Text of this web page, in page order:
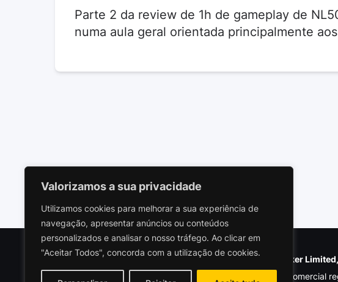
Valorizamos a sua privacidade
Utilizamos cookies para melhorar a sua experiência de
navegação, apresentar anúncios ou conteúdos
personalizados e analisar o nosso tráfego. Ao clicar em
"Aceitar Todos", concorda com a utilização de cookies.
Parte 2 da review de 1h de gameplay de
numa aula geral orientada principalmente
Polarize Poker
Sociedade comercial